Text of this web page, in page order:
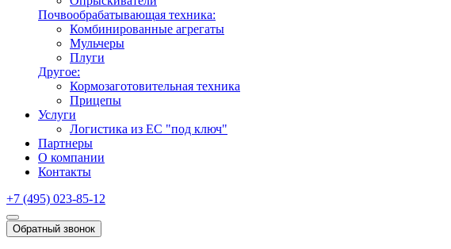
Почвообрабатывающая техника:
Комбинированные агрегаты
Мульчеры
Плуги
Другое:
Кормозаготовительная техника
Прицепы
Услуги
Логистика из ЕС "под ключ"
Партнеры
О компании
Контакты
+7 (495) 023-85-12
Обратный звонок